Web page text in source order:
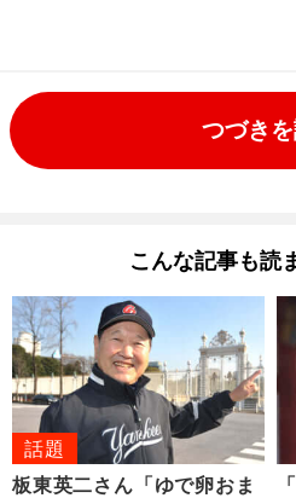
つづき
こんな記事も読
話題
板東英二さん「ゆで卵おま